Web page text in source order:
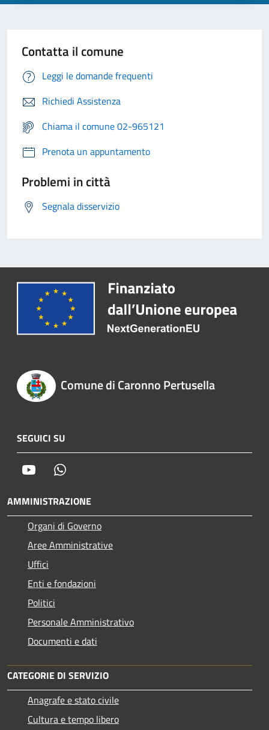
Contatta il comune
Leggi le domande frequenti
Richiedi Assistenza
Chiama il comune 02-965121
Prenota un appuntamento
Problemi in città
Segnala disservizio
Comune di Caronno Pertusella
SEGUICI SU
Youtube
AMMINISTRAZIONE
Organi di Governo
Aree Amministrative
Uffici
Enti e fondazioni
Politici
Personale Amministrativo
Documenti e dati
CATEGORIE DI SERVIZIO
Anagrafe e stato civile
Cultura e tempo libero